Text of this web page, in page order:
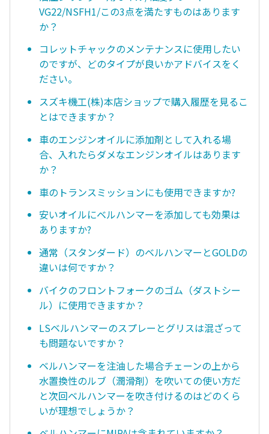
VG22/NSFH1/この3点を満たすものはあります
か？
コレットチャックのメンテナンスに使用したい
のですが、どのタイプが良いかアドバイスをく
ださい。
スズキ機工(株)本店ショップで購入履歴を見るこ
とはできますか？
車のエンジンオイルに添加剤として入れる場
合、入れたらダメなエンジンオイルはあります
か？
車のトランスミッションにも使用できますか?
安いオイルにベルハンマーを添加しても効果は
ありますか?
通常（スタンダード）のベルハンマーとGOLDの
違いは何ですか？
バイクのフロントフォークのゴム（ダストシー
ル）に使用できますか？
LSベルハンマーのスプレーとグリスは混ざって
も問題ないですか？
ベルハンマーを注油した場合チェーンの上から
水置換性のルブ（潤滑剤）を吹いての使い方だ
と次回ベルハンマーを吹き付けるのはどのくら
いが理想でしょうか？